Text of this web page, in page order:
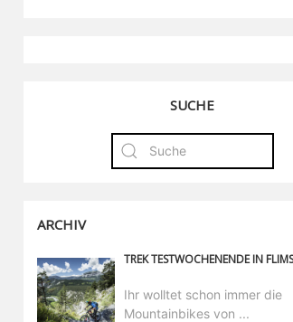
SUCHE
ARCHIV
TREK TESTWOCHENENDE IN
Ihr wolltet schon immer die
Mountainbikes von ...